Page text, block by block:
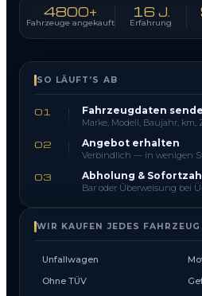
4800+
Fahrzeuge angekauft
16 J.
Erfahrung
SO LÄUFT’S AB
01 Fahrzeugdaten
Marke, Modell, Baujahr, km,
02 Angebot erhalten
Verbindlich — in wenigen
03 Abholung &
Bar oder Überweisung bei
WIR KAUFEN JEDES FAHRZEUG
Unfallwagen
Ohne TÜV